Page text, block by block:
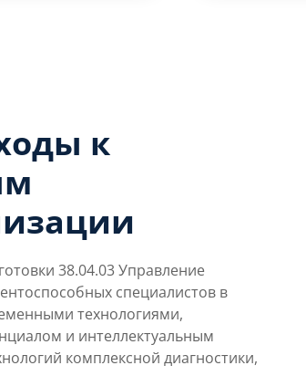
к
38.04.03 Управление
специалистов в
технологиями,
и интеллектуальным
комплексной диагностики,